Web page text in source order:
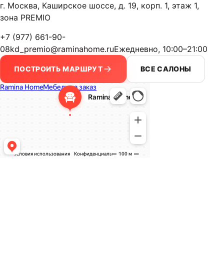
г. Москва, Каширское шоссе, д. 19, корп. 1, этаж 1,
зона PREMIO
+7 (977) 661-90-
08kd_premio@raminahome.ruЕжедневно, 10:00–21:00
ПОСТРОИТЬ МАРШРУТ ВСЕ САЛОНЫ